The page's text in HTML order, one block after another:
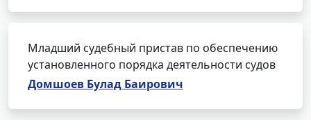
Младший судебный пристав по обеспечению
установленного порядка деятельности судов
Домшоев Булад Баирович